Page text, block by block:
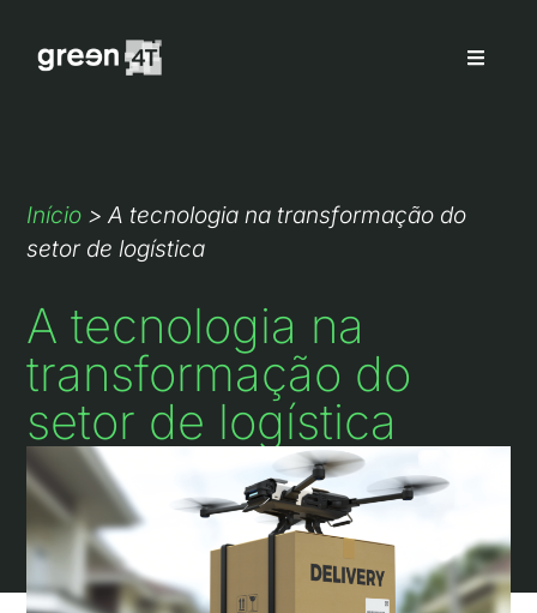
Início >A tecnologia na transformação do
setor de logística
A tecnologia na
transformação do
setor de logística